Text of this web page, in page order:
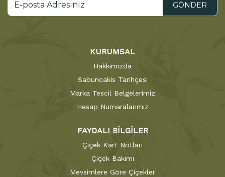
GÖNDER
KURUMSAL
Hakkımızda
Sabuncakis Tarihçesi
Marka Tescil Belgelerimiz
Hesap Numaralarımız
FAYDALI BİLGİLER
Çiçek Kart Notları
Çiçek Bakımı
Mevsimlere Göre Çiçekler